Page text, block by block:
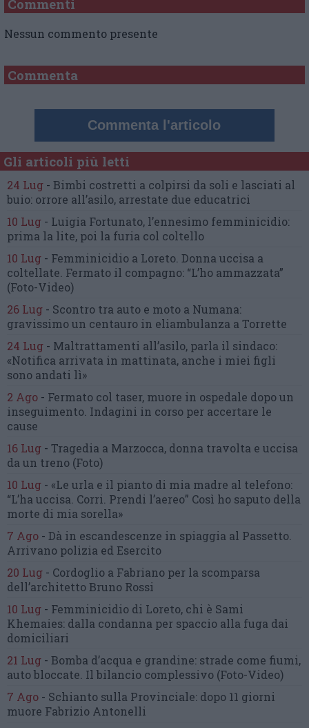
Commenti
Nessun commento presente
Commenta
Commenta l'articolo
Gli articoli più letti
24 Lug - Bimbi costretti a colpirsi da soli e lasciati al
buio: orrore all’asilo, arrestate due educatrici
10 Lug - Luigia Fortunato, l’ennesimo femminicidio:
prima la lite, poi la furia col coltello
10 Lug - Femminicidio a Loreto. Donna uccisa a
coltellate. Fermato il compagno: “L’ho ammazzata”
(Foto-Video)
26 Lug - Scontro tra auto e moto a Numana:
gravissimo un centauro in eliambulanza a Torrette
24 Lug - Maltrattamenti all’asilo, parla il sindaco:
«Notifica arrivata in mattinata, anche i miei figli
sono andati lì»
2 Ago - Fermato col taser, muore in ospedale dopo un
inseguimento. Indagini in corso per accertare le
cause
16 Lug - Tragedia a Marzocca, donna travolta e uccisa
da un treno (Foto)
10 Lug - «Le urla e il pianto di mia madre al telefono:
“L’ha uccisa. Corri. Prendi l’aereo” Così ho saputo della
morte di mia sorella»
7 Ago - Dà in escandescenze in spiaggia al Passetto.
Arrivano polizia ed Esercito
20 Lug - Cordoglio a Fabriano per la scomparsa
dell’architetto Bruno Rossi
10 Lug - Femminicidio di Loreto, chi è Sami
Khemaies: dalla condanna per spaccio alla fuga dai
domiciliari
21 Lug - Bomba d’acqua e grandine: strade come fiumi,
auto bloccate. Il bilancio complessivo (Foto-Video)
7 Ago - Schianto sulla Provinciale: dopo 11 giorni
muore Fabrizio Antonelli